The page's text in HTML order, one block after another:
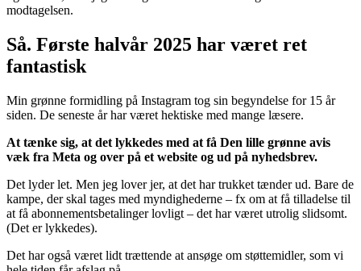
modtagelsen.
Så. Første halvår 2025 har været ret
fantastisk
Min grønne formidling på Instagram tog sin begyndelse for 15 år
siden. De seneste år har været hektiske med mange læsere.
At tænke sig, at det lykkedes med at få Den lille grønne avis
væk fra Meta og over på et website og ud på nyhedsbrev.
Det lyder let. Men jeg lover jer, at det har trukket tænder ud. Bare de
kampe, der skal tages med myndighederne – fx om at få tilladelse til
at få abonnementsbetalinger lovligt – det har været utrolig slidsomt.
(Det er lykkedes).
Det har også været lidt trættende at ansøge om støttemidler, som vi